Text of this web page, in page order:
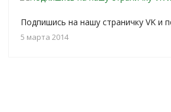
Подпишись на нашу страничку VK и
5 марта 2014